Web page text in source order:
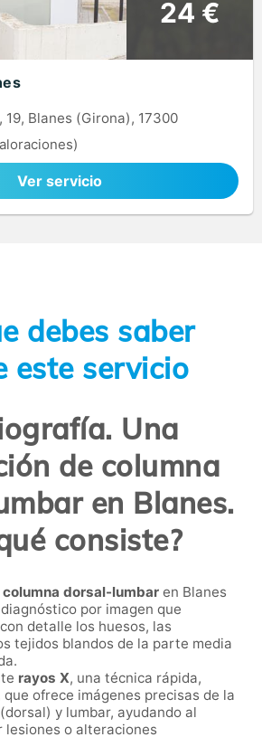
24 €
19, Blanes (Girona), 17300
Ver servicio
debes saber
este servicio
Una
de columna
en Blanes.
consiste?
dorsal-lumbar en Blanes
por imagen que
detalle los huesos, las
tejidos blandos de la parte media
rayos X, una técnica rápida,
ofrece imágenes precisas de la
y lumbar, ayudando al
lesiones o alteraciones